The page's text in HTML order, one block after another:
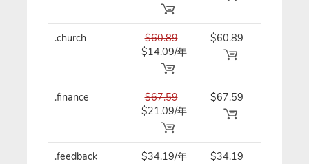
.church
$60.89
$14.09/年
$60.89
.finance
$67.59
$21.09/年
$67.59
.feedback $34.19/年 $34.19